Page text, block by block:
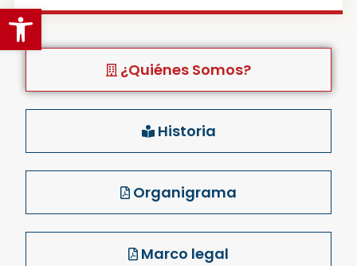
Abrir barra de herramientas
¿Quiénes Somos?
Historia
Organigrama
Marco legal